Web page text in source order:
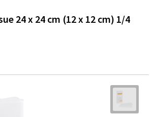
24 x 24 cm (12 x 12 cm) 1/4